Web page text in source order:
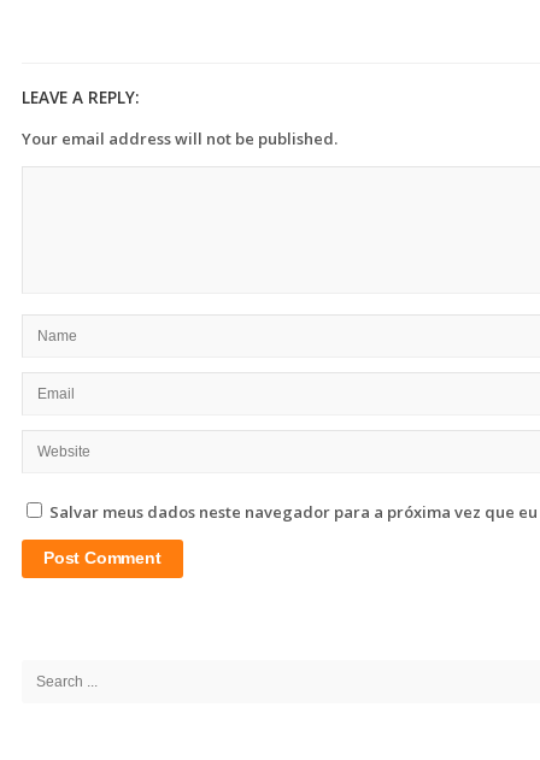
LEAVE A REPLY:
Your email address will not be published.
Salvar meus dados neste navegador para a próxima vez que
Search